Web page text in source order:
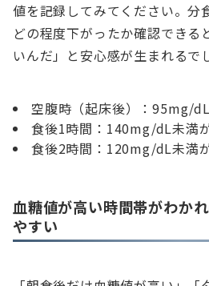
値を記録してみてください。分
どの程度下がったか確認できる
いんだ」と安心感が生まれるで
空腹時（起床後）：95mg/
食後1時間：140mg/dL未満
食後2時間：120mg/dL未満
血糖値が高い時間帯がわか
やすい